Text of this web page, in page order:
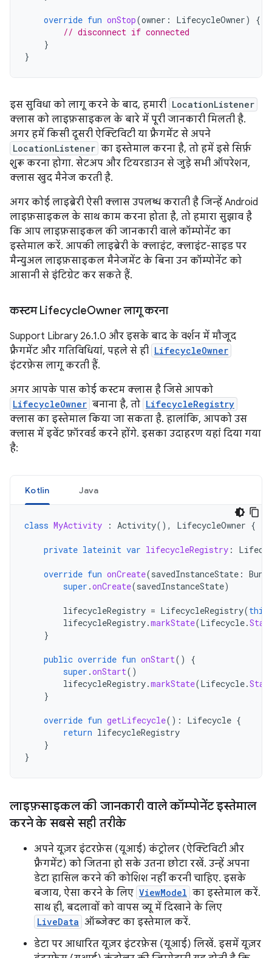
override fun onStop(owner : LifecycleOwner)
{
// disconnect if connected
}
}
इस सुविधा को लागू करने के बाद, हमारी LocationListener
क्लास को लाइफ़साइकल के बारे में पूरी जानकारी मिलती है.
अगर हमें किसी दूसरी ऐक्टिविटी या फ़्रैगमेंट से अपने
LocationListener का इस्तेमाल करना है, तो हमें इसे सिर्फ़
शुरू करना होगा. सेटअप और टियरडाउन से जुड़े सभी ऑपरेशन,
क्लास खुद मैनेज करती है.
अगर कोई लाइब्रेरी ऐसी क्लास उपलब्ध कराती है जिन्हें Android
लाइफ़साइकल के साथ काम करना होता है, तो हमारा सुझाव है
कि आप लाइफ़साइकल की जानकारी वाले कॉम्पोनेंट का
इस्तेमाल करें. आपकी लाइब्रेरी के क्लाइंट, क्लाइंट-साइड पर
मैन्युअल लाइफ़साइकल मैनेजमेंट के बिना उन कॉम्पोनेंट को
आसानी से इंटिग्रेट कर सकते हैं.
कस्टम LifecycleOwner लागू करना
Support Library 26.1.0 और इसके बाद के वर्शन में मौजूद
फ़्रैगमेंट और गतिविधियां, पहले से ही LifecycleOwner
इंटरफ़ेस लागू करती हैं.
अगर आपके पास कोई कस्टम क्लास है जिसे आपको
LifecycleOwner बनाना है, तो LifecycleRegistry
क्लास का इस्तेमाल किया जा सकता है. हालांकि, आपको उस
क्लास में इवेंट फ़ॉरवर्ड करने होंगे. इसका उदाहरण यहां दिया गया
है:
Kotlin Java
class MyActivity : Activity(), LifecycleOwner {
private lateinit var lifecycleRegistry :
override fun onCreate(savedInstanceState :
super .onCreate(savedInstanceState)
lifecycleRegistry = LifecycleRegistry(this
lifecycleRegistry.markState(Lifecycle.
}
public override fun onStart()
{
super .onStart()
lifecycleRegistry.markState(Lifecycle.
}
override fun getLifecycle(): Lifecycle {
return lifecycleRegistry
}
}
लाइफ़साइकल की जानकारी वाले कॉम्पोनेंट इस्तेमाल
करने के सबसे सही तरीके
अपने यूज़र इंटरफ़ेस (यूआई) कंट्रोलर (ऐक्टिविटी और
फ़्रैगमेंट) को जितना हो सके उतना छोटा रखें. उन्हें अपना
डेटा हासिल करने की कोशिश नहीं करनी चाहिए. इसके
बजाय, ऐसा करने के लिए ViewModel का इस्तेमाल करें.
साथ ही, बदलावों को वापस व्यू में दिखाने के लिए
LiveData ऑब्जेक्ट का इस्तेमाल करें.
डेटा पर आधारित यूज़र इंटरफ़ेस (यूआई) लिखें. इसमें यूज़र